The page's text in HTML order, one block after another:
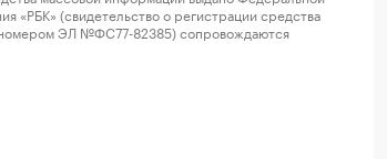
«РБК» (свидетельство о регистрации средства
номером ЭЛ №ФС77-82385) сопровождаются